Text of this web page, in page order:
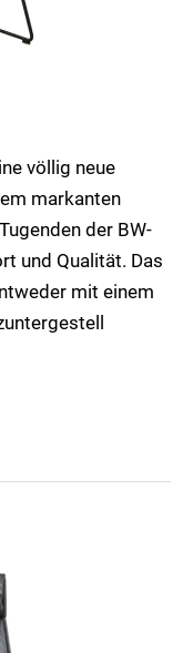
völlig neue
markanten
der BW-
und Qualität. Das
mit einem